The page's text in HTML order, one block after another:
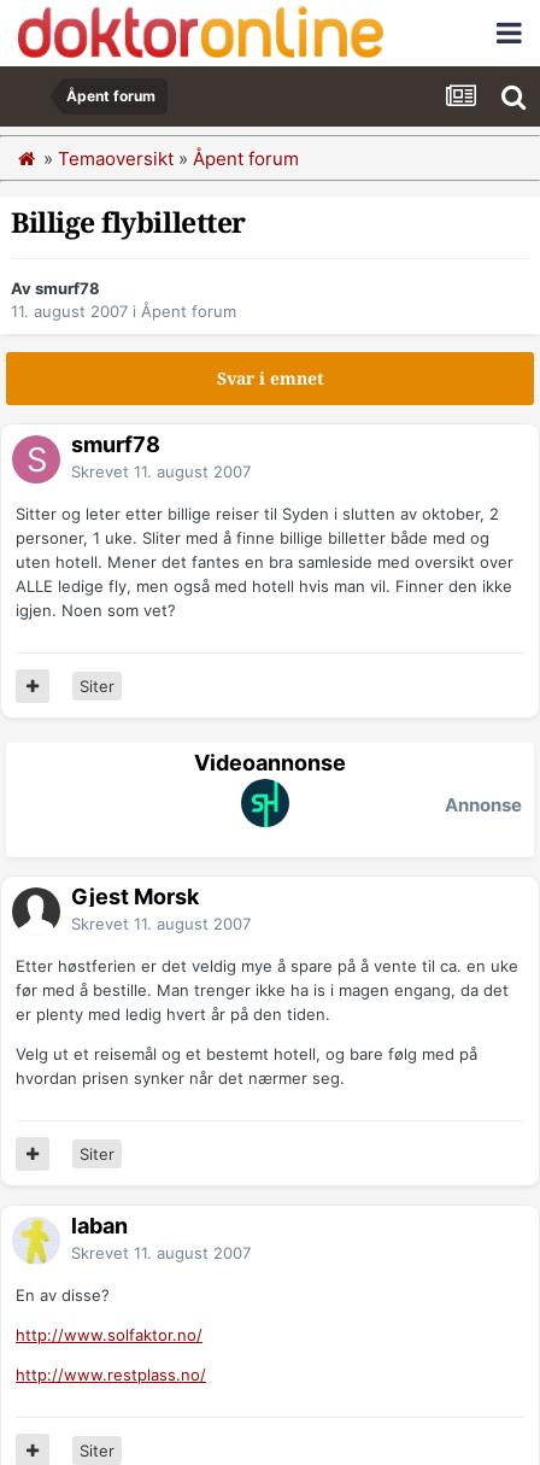
Åpent forum
» Temaoversikt » Åpent forum
Billige flybilletter
Av smurf78
11. august 2007 i Åpent forum
Svar i emnet
smurf78
Skrevet 11. august 2007
Sitter og leter etter billige reiser til Syden i slutten av oktober, 2
personer, 1 uke. Sliter med å finne billige billetter både med og
uten hotell. Mener det fantes en bra samleside med oversikt over
ALLE ledige fly, men også med hotell hvis man vil. Finner den ikke
igjen. Noen som vet?
Siter
Videoannonse
Annonse
Gjest Morsk
Skrevet 11. august 2007
Etter høstferien er det veldig mye å spare på å vente til ca. en uke
før med å bestille. Man trenger ikke ha is i magen engang, da det
er plenty med ledig hvert år på den tiden.
Velg ut et reisemål og et bestemt hotell, og bare følg med på
hvordan prisen synker når det nærmer seg.
Siter
laban
Skrevet 11. august 2007
En av disse?
http://www.solfaktor.no/
http://www.restplass.no/
Siter